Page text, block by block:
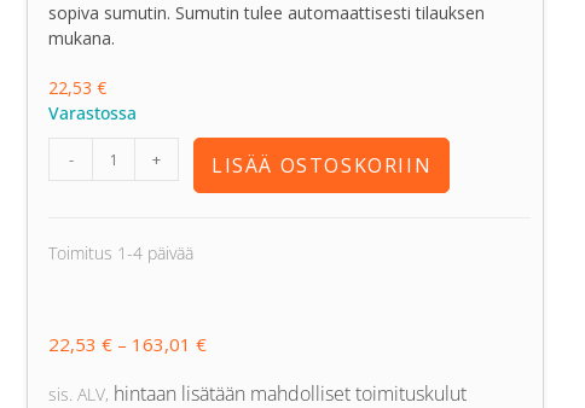
sopiva sumutin. Sumutin tulee automaattisesti tilauksen
mukana.
22,53 €
Varastossa
- + LISÄÄ OSTOSKORIIN
Toimitus 1-4 päivää
22,53 € – 163,01 €
sis. ALV, hintaan lisätään mahdolliset toimituskulut